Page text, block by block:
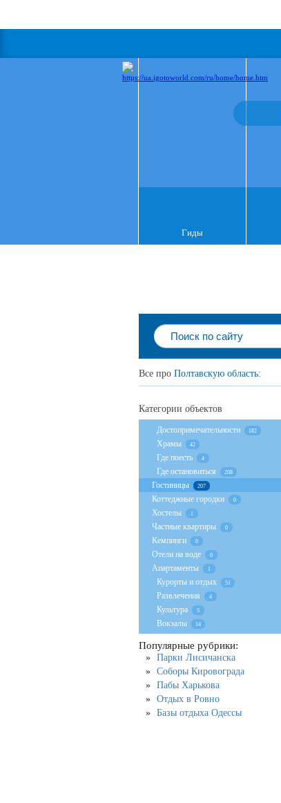
Гиды
Все про Полтавскую область:
Категории объектов
Достопримечательности 182
Храмы 42
Где поесть 4
Где остановиться 208
Гостиницы 207
Коттеджные городки 0
Хостелы 1
Частные квартиры 0
Кемпинги 0
Отели на воде 0
Апартаменты 1
Курорты и отдых 51
Развлечения 4
Культура 5
Вокзалы 14
Популярные рубрики:
Парки Лисичанска
Соборы Кировограда
Пабы Харькова
Отдых в Ровно
Базы отдыха Одессы